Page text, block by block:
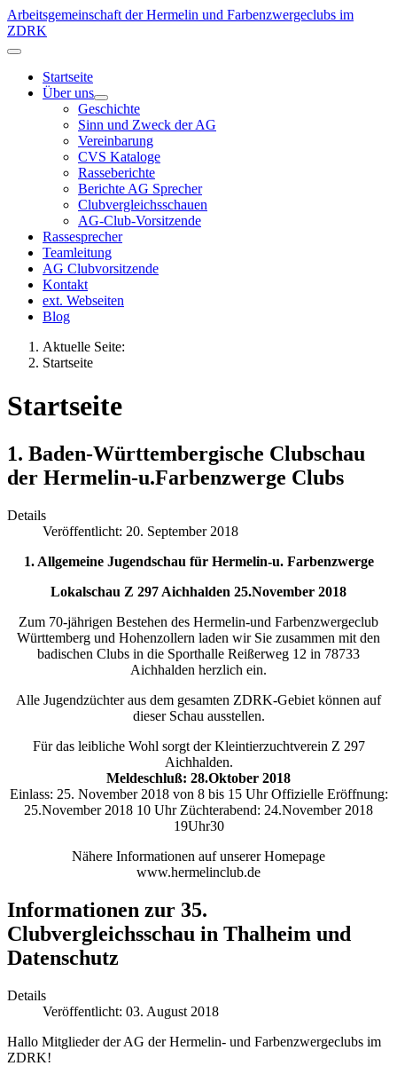
Arbeitsgemeinschaft der Hermelin und Farbenzwergeclubs im
ZDRK
Startseite
Über uns
Geschichte
Sinn und Zweck der AG
Vereinbarung
CVS Kataloge
Rasseberichte
Berichte AG Sprecher
Clubvergleichsschauen
AG-Club-Vorsitzende
Rassesprecher
Teamleitung
AG Clubvorsitzende
Kontakt
ext. Webseiten
Blog
Aktuelle Seite:
Startseite
Startseite
1. Baden-Württembergische Clubschau
der Hermelin-u.Farbenzwerge Clubs
Details
Veröffentlicht: 20. September 2018
1. Allgemeine Jugendschau für Hermelin-u. Farbenzwerge
Lokalschau Z 297 Aichhalden 25.November 2018
Zum 70-jährigen Bestehen des Hermelin-und Farbenzwergeclub
Württemberg und Hohenzollern laden wir Sie zusammen mit den
badischen Clubs in die Sporthalle Reißerweg 12 in 78733
Aichhalden herzlich ein.
Alle Jugendzüchter aus dem gesamten ZDRK-Gebiet können auf
dieser Schau ausstellen.
Für das leibliche Wohl sorgt der Kleintierzuchtverein Z 297
Aichhalden.
Meldeschluß: 28.Oktober 2018
Einlass: 25. November 2018 von 8 bis 15 Uhr Offizielle Eröffnung:
25.November 2018 10 Uhr Züchterabend: 24.November 2018
19Uhr30
Nähere Informationen auf unserer Homepage
www.hermelinclub.de
Informationen zur 35.
Clubvergleichsschau in Thalheim und
Datenschutz
Details
Veröffentlicht: 03. August 2018
Hallo Mitglieder der AG der Hermelin- und Farbenzwergeclubs im
ZDRK!